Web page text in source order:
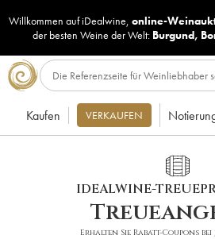
Willkommen auf iDealwine, online-
der besten Weine der Welt: Burgund,
Kaufen VERKAUFEN
IDEALWINE-
Erhalten Sie Rabatt-Coupons